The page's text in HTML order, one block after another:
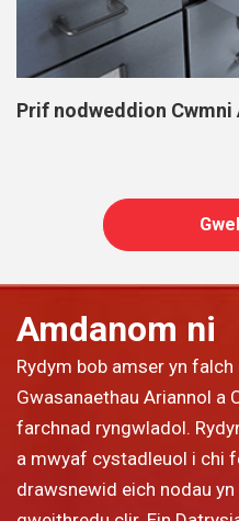
Prif nodweddion Cwmni
Amdanom ni
Rydym bob amser yn
Gwasanaethau Ariannol
farchnad ryngwladol.
a mwyaf cystadleuol i chi
drawsnewid eich nodau